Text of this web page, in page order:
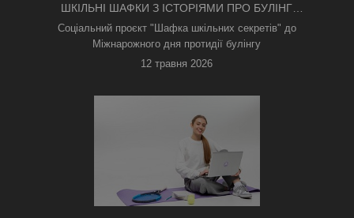
ШКІЛЬНІ ШАФКИ З ІСТОРІЯМИ ПРО БУЛІНГ
З'ЯВИЛИСЯ В КИЄВІ
Соціальний проєкт "Шафка шкільних секретів" до
Міжнарожного дня протидії булінгу
12 травня 2026